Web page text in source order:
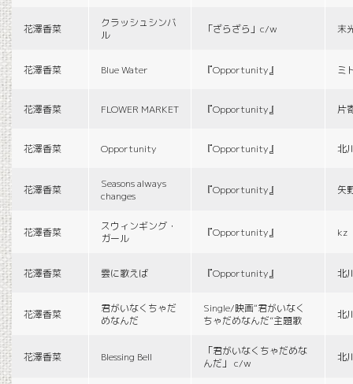
花澤香菜
クラッシュシンバ
ル
「ざらざら」c/w 末
花澤香菜 Blue Water 『Opportunity』 ミ
花澤香菜 FLOWER MARKET 『Opportunity』 片
花澤香菜 Opportunity 『Opportunity』 北
花澤香菜
Seasons always
changes
『Opportunity』 矢
花澤香菜
スウィンギング・
ガール
『Opportunity』 kz
花澤香菜 雲に歌えば 『Opportunity』 北
花澤香菜
君がいなくちゃだ
めなんだ
Single/映画“君がいなく
ちゃだめなんだ”主題歌
北
花澤香菜 Blessing Bell
「君がいなくちゃだめな
んだ」 c/w
北